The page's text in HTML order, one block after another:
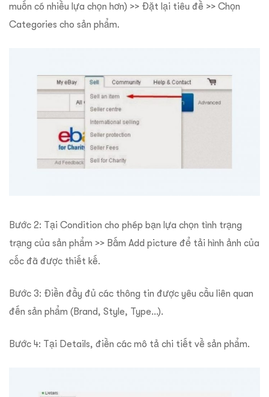
muốn có nhiều lựa chọn hơn) >> Đặt lại tiêu đề >> Chọn
Categories cho sản phẩm.
Bước 2: Tại Condition cho phép bạn lựa chọn tình trạng
trạng của sản phẩm >> Bấm Add picture để tải hình ảnh của
cốc đã được thiết kế.
Bước 3: Điền đầy đủ các thông tin được yêu cầu liên quan
đến sản phẩm (Brand, Style, Type…).
Bước 4: Tại Details, điền các mô tả chi tiết về sản phẩm.